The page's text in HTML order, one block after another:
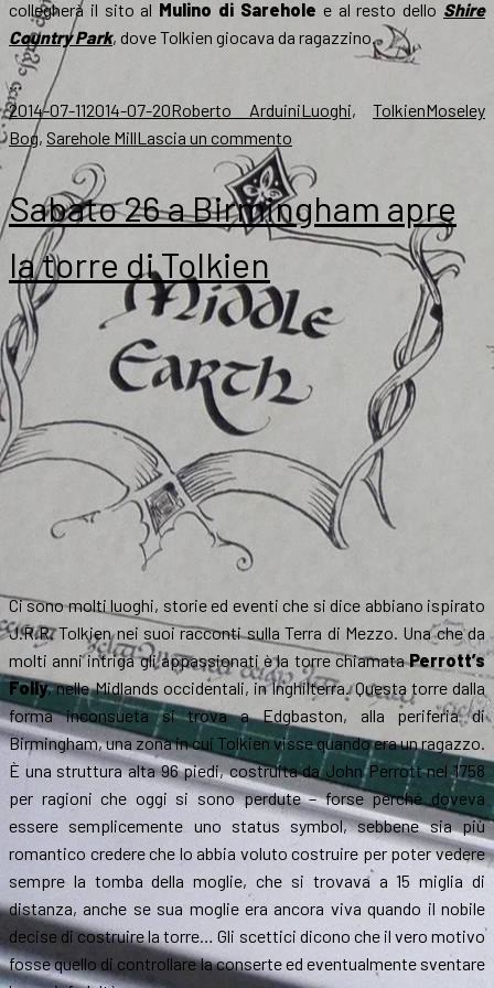
collegherà il sito al Mulino di Sarehole e al resto dello Shire
Country Park, dove Tolkien giocava da ragazzino.
…
Scritto
il
2014-07-112014-07-20Autore
Roberto ArduiniCategorie
Luoghi, TolkienTag
Moseley
Bog, Sarehole MillLascia un commento
Si
allarga
a
Birmingham
paradiso
di
Sabato 26 a Birmingham apre
la torre di Tolkien
Ci sono molti luoghi, storie ed eventi che si dice abbiano ispirato
J.R.R. Tolkien nei suoi racconti sulla Terra di Mezzo. Una che da
molti anni intriga gli appassionati è la torre chiamataPerrott’s
Folly, nelle Midlands occidentali, in Inghilterra. Questa torre dalla
forma inconsueta si trova a Edgbaston, alla periferia di
Birmingham, una zona in cui Tolkien visse quando era un ragazzo.
È una struttura alta 96 piedi, costruita da John Perrott nel 1758
per ragioni che oggi si sono perdute – forse perché doveva
essere semplicemente uno status symbol, sebbene sia più
romantico credere che lo abbia voluto costruire per poter vedere
sempre la tomba della moglie, che si trovava a 15 miglia di
distanza, anche se sua moglie era ancora viva quando il nobile
decise di costruire la torre… Gli scettici dicono che il vero motivo
fosse quello di controllare la conserte ed eventualmente sventare